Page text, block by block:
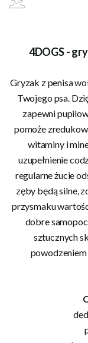
4DOGS -
Gryzak z penisa
Twojego psa.
zapewni
pomoże
witaminy i
uzupełnienie
regularne żucie
zęby będą silne,
przysmaku
dobre
sztucznych
powodzeniem